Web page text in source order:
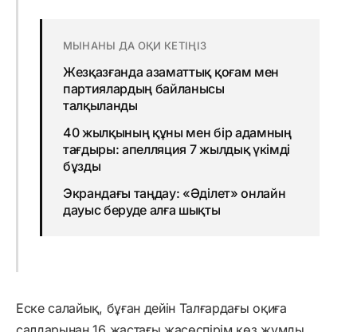
МЫНАНЫ ДА ОҚИ КЕТІҢІЗ
Жезқазғанда азаматтық қоғам мен
партиялардың байланысы
талқыланды
40 жылқының құны мен бір адамның
тағдыры: апелляция 7 жылдық үкімді
бұзды
Экрандағы таңдау: «Әділет» онлайн
дауыс беруде алға шықты
Еске салайық, бұған дейін Талғардағы оқиға